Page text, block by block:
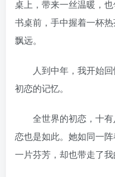
桌上，‌带来一丝温暖，‌
书桌前，‌手中握着一杯
飘远。
人到中年，‌我开始回
初恋的记忆。‌
全世界的初恋，‌十有
恋也是如此。‌她如同一
一片芬芳，‌却也带走了我